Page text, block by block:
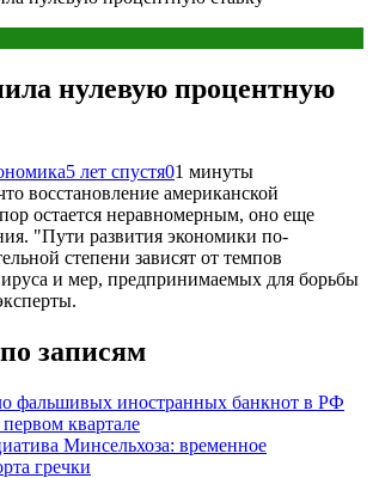
нулевую процентную
5 лет спустя01 минуты
восстановление американской
остается неравномерным, оно еще
"Пути развития экономики по-
степени зависят от темпов
и мер, предпринимаемых для борьбы
записям
фальшивых иностранных банкнот в РФ
квартале
Минсельхоза: временное
гречки